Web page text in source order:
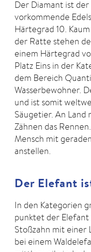
Der Diamant ist
vorkommende
Härtegrad 10.
der Ratte stehen
einem Härtegrad
Platz Eins in der
dem Bereich
Wasserbewohner.
und ist somit
Säugetier. An
Zähnen das
Mensch mit
anstellen.
Der Elefant
In den Kategorien
punktet der
Stoßzahn mit einer
bei einem